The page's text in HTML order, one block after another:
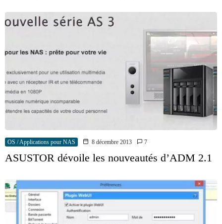
OS / Applications pour NAS 8 décembre 2013 7
ASUSTOR dévoile les nouveautés d’ADM 2.1